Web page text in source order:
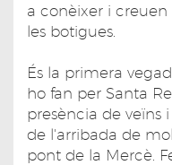
a conèixer i
les botigues.
És la primera
ho fan per Santa
presència de veïns
de l'arribada de
pont de la Mercè.